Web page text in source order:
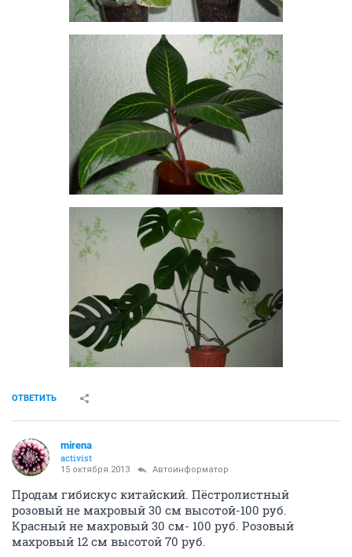
ОТВЕТИТЬ
mirena
activist
15 октября 2013 Автоинформатор
Продам гибискус китайский. Пёстролистный
розовый не махровый 30 см высотой-100 руб.
Красный не махровый 30 см- 100 руб. Розовый
махровый 12 см высотой 70 руб.